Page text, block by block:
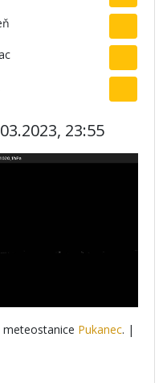
23:55
meteostanice Pukanec. |